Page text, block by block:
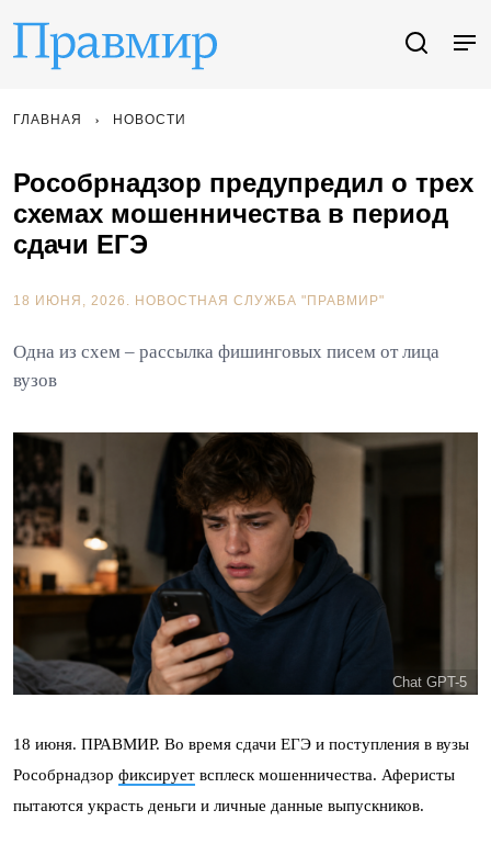
ГЛАВНАЯ НОВОСТИ
Рособрнадзор предупредил о трех
схемах мошенничества в период
сдачи ЕГЭ
18 ИЮНЯ, 2026. НОВОСТНАЯ СЛУЖБА "ПРАВМИР"
Одна из схем – рассылка фишинговых писем от лица
вузов
Chat GPT-5
18 июня. ПРАВМИР. Во время сдачи ЕГЭ и поступления в вузы
Рособрнадзор фиксирует всплеск мошенничества. Аферисты
пытаются украсть деньги и личные данные выпускников.